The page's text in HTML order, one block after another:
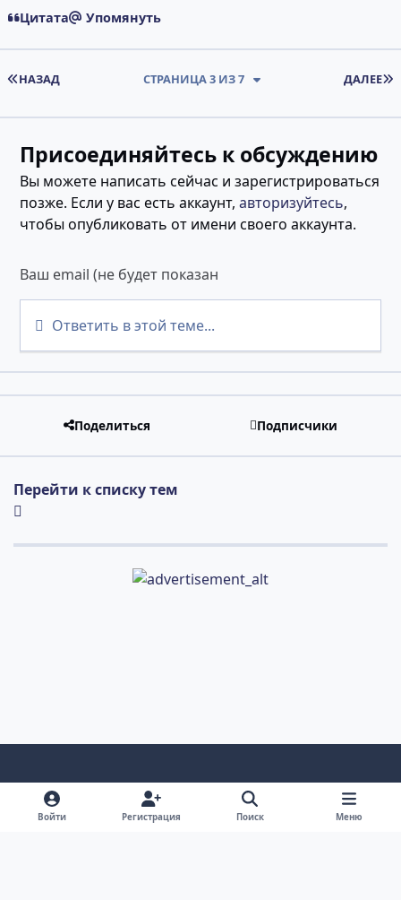
Цитата Упомянуть
ПЕРВАЯ СТРАНИЦА
НАЗАД ДАЛЕЕ
СТРАНИЦА 3 ИЗ 7
Присоединяйтесь к обсуждению
Вы можете написать сейчас и зарегистрироваться
позже. Если у вас есть аккаунт,авторизуйтесь,
чтобы опубликовать от имени своего аккаунта.
Ответить в этой теме...
Поделиться Подписчики
Перейти к списку тем
Светлый режим
Темный режим
Системные предпочтения
v
Войти Регистрация Поиск Меню